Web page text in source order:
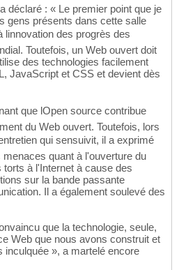
déclaré : « Le premier point que je
gens présents dans cette salle
des progrès des
Toutefois, un Web ouvert doit
des technologies facilement
JavaScript et CSS et devient dès
que lOpen source contribue
du Web ouvert. Toutefois, lors
qui sensuivit, il a exprimé
quant à l'ouverture du
à l'Internet à cause des
sur la bande passante
Il a également soulevé des
que la technologie, seule,
Web que nous avons construit et
inculquée », a martelé encore